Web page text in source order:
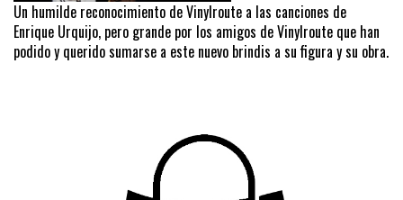
Un humilde reconocimiento de Vinylroute a las canciones de
Enrique Urquijo, pero grande por los amigos de Vinylroute que han
podido y querido sumarse a este nuevo brindis a su figura y su obra.